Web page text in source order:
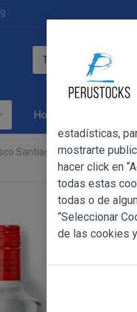
Home
Santiago Queirolo
presentes Condiciones
www.perustocks.es, del
(en adelante,
adquisición de
una de las
Particulares
estadísticas,
mostrarte
hacer click en
todas estas
todas o de
“Seleccionar
de las cookies